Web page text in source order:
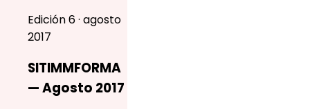
Edición 6 · agosto
2017
SITIMMFORMA
— Agosto 2017